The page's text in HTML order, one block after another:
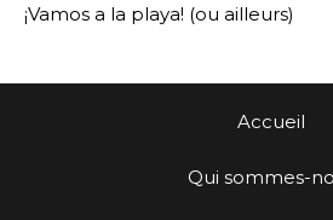
¡Vamos a la playa! (ou ailleurs)
Accueil
Qui sommes-